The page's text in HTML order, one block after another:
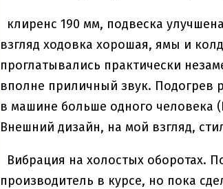
клиренс 190 мм, подвеска
взгляд ходовка хорошая, ямы и
проглатывались практически
вполне приличный звук. Подогрев
в машине больше одного человека
Внешний дизайн, на мой взгляд,
Вибрация на холостых оборотах.
производитель в курсе, но пока